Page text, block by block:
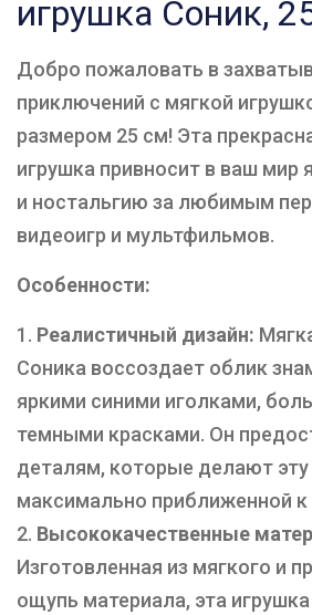
игрушка Соник,
Добро пожаловать в
приключений с мягкой
размером 25 см! Эта
игрушка привносит в ваш мир
и ностальгию за любимым
видеоигр и мультфильмов.
Особенности:
Реалистичный дизайн:
Соника воссоздает облик
яркими синими иголками,
темными красками. Он
деталям, которые делают эту
максимально приближенной к
Высококачественные
Изготовленная из мягкого и
ощупь материала, эта